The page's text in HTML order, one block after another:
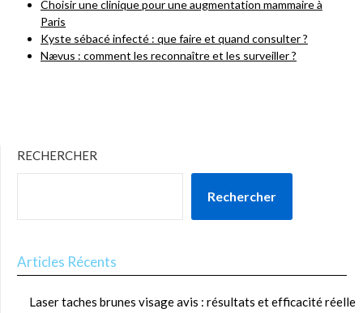
Choisir une clinique pour une augmentation mammaire à
Paris
Kyste sébacé infecté : que faire et quand consulter ?
Nævus : comment les reconnaître et les surveiller ?
RECHERCHER
Rechercher
Articles Récents
Laser taches brunes visage avis : résultats et efficacité réelle